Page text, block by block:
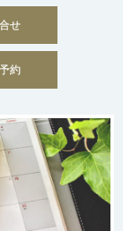
せ
約